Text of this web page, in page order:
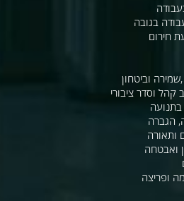
בגובה
חירום
וביטחון
קהל וסדר ציבורי
בתנועה
הגברה
ותאורה
ואבטחה
ופריצה